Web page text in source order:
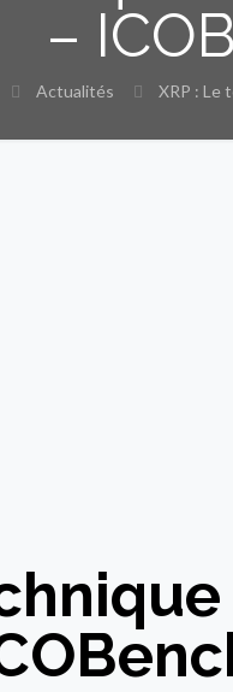
–
Actualités XRP : Le